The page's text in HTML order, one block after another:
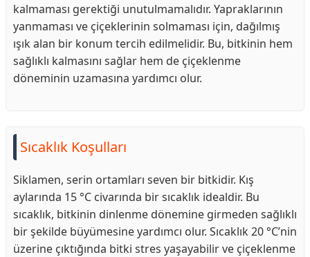
kalmaması gerektiği unutulmamalıdır. Yapraklarının
yanmaması ve çiçeklerinin solmaması için, dağılmış
ışık alan bir konum tercih edilmelidir. Bu, bitkinin hem
sağlıklı kalmasını sağlar hem de çiçeklenme
döneminin uzamasına yardımcı olur.
Sıcaklık Koşulları
Siklamen, serin ortamları seven bir bitkidir. Kış
aylarında 15 °C civarında bir sıcaklık idealdir. Bu
sıcaklık, bitkinin dinlenme dönemine girmeden sağlıklı
bir şekilde büyümesine yardımcı olur. Sıcaklık 20 °C’nin
üzerine çıktığında bitki stres yaşayabilir ve çiçeklenme